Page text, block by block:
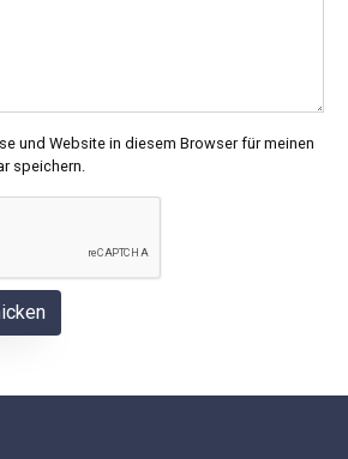
und Website in diesem Browser für meinen
speichern.